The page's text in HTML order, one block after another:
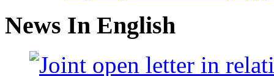
News In English